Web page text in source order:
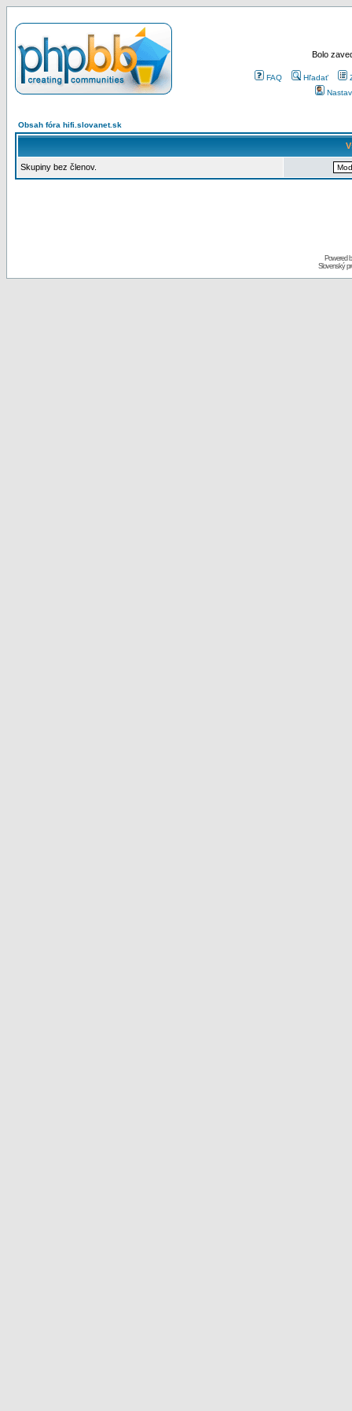
Bolo
FAQ Hľadať
Obsah fóra hifi.slovanet.sk
Skupiny bez členov.
Powered
Slovenský